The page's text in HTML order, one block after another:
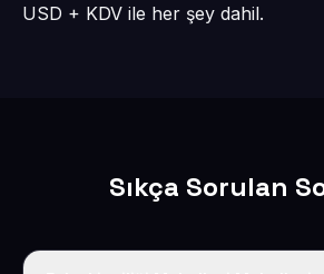
USD + KDV ile her şey dahil.
Sıkça Sorulan